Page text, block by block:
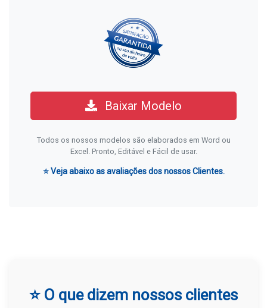
Baixar Modelo
Todos os nossos modelos são elaborados em Word ou
Excel. Pronto, Editável e Fácil de usar.
⭐ Veja abaixo as avaliações dos nossos Clientes.
⭐ O que dizem nossos clientes